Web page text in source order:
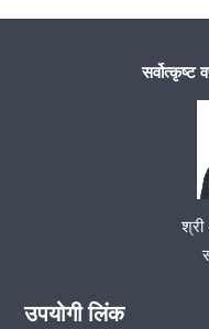
फौजदारी मुद्दा मिलापत्र तथा
२१औं निजामती सेवा दिवस,
सर्वोत्कृष्ट
उपयोगी लिंक